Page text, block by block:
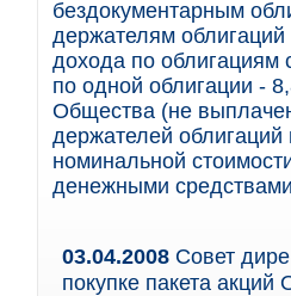
бездокументарным
держателям
дохода по облигациям
по одной облигации -
Общества (не
держателей
номинальной
денежными
03.04.2008 Совет
покупке пакета